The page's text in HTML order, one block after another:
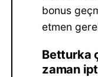
bonus
etmen
Betturka
zaman